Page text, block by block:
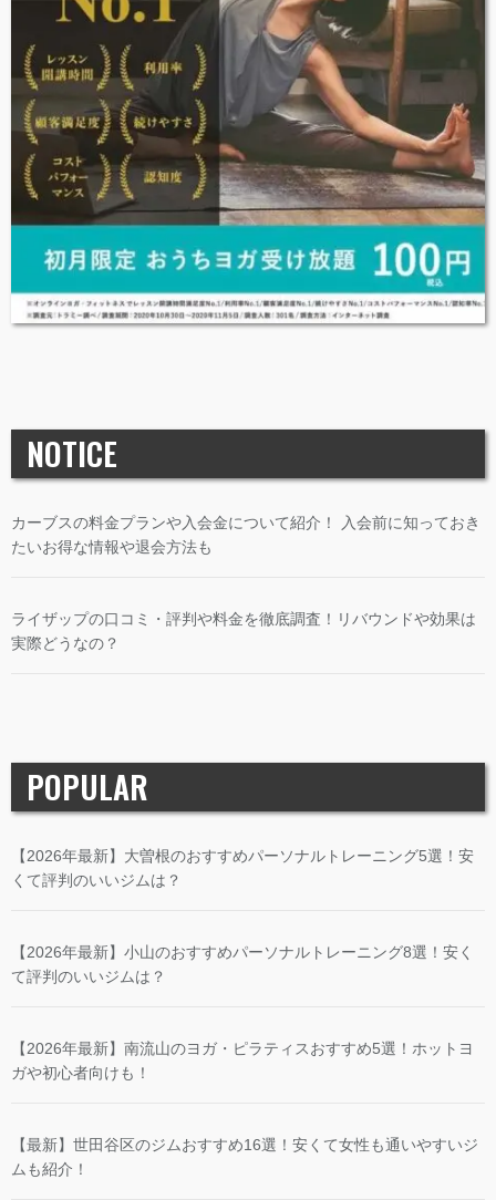
NOTICE
カーブスの料金プランや入会金について紹介！ 入会前に知っておき
たいお得な情報や退会方法も
ライザップの口コミ・評判や料金を徹底調査！リバウンドや効果は
実際どうなの？
POPULAR
【2026年最新】大曽根のおすすめパーソナルトレーニング5選！安
くて評判のいいジムは？
【2026年最新】小山のおすすめパーソナルトレーニング8選！安く
て評判のいいジムは？
【2026年最新】南流山のヨガ・ピラティスおすすめ5選！ホットヨ
ガや初心者向けも！
【最新】世田谷区のジムおすすめ16選！安くて女性も通いやすいジ
ムも紹介！